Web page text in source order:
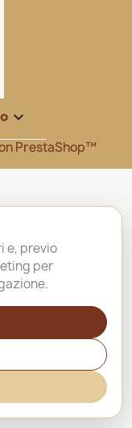
keyboard_arrow_down
PrestaShop™
e, previo
per